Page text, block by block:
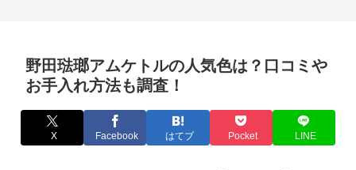
野田琺瑯アムケトルの人気色は？口コミや
お手入れ方法も調査！
X Facebook はてブ Pocket LINE